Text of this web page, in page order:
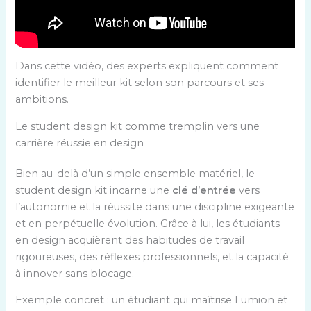
Dans cette vidéo, des experts expliquent comment
identifier le meilleur kit selon son parcours et ses
ambitions.
Le student design kit comme tremplin vers une
carrière réussie en design
Bien au-delà d’un simple ensemble matériel, le
student design kit incarne une clé d’entrée vers
l’autonomie et la réussite dans une discipline exigeante
et en perpétuelle évolution. Grâce à lui, les étudiants
en design acquièrent des habitudes de travail
rigoureuses, des réflexes professionnels, et la capacité
à innover sans blocage.
Exemple concret : un étudiant qui maîtrise Lumion et